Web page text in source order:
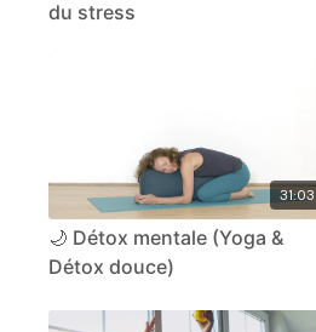
du stress
31:03
🌙 Détox mentale (Yoga &
Détox douce)